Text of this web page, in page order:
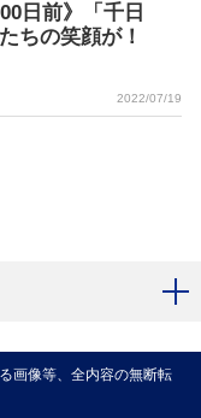
日前》「千日
ちの笑顔が！
2022/07/19
画像等、全内容の無断転